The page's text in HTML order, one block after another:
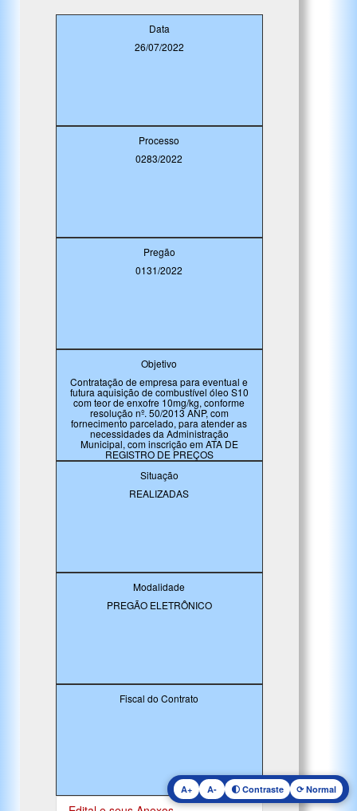
A+ A- 🌓 Contraste ⟳ Normal
Data
26/07/2022
Processo
0283/2022
Pregão
0131/2022
Objetivo
Contratação de empresa para eventual e
futura aquisição de combustível óleo S10
com teor de enxofre 10mg/kg, conforme
resolução nº. 50/2013 ANP, com
fornecimento parcelado, para atender as
necessidades da Administração
Municipal, com inscrição em ATA DE
REGISTRO DE PREÇOS
Situação
REALIZADAS
Modalidade
PREGÃO ELETRÔNICO
Fiscal do Contrato